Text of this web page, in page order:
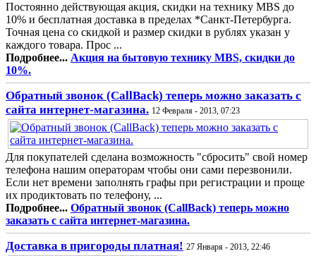
Постоянно действующая акция, скидки на технику MBS до
10% и бесплатная доставка в пределах *Санкт-Петербурга.
Точная цена со скидкой и размер скидки в рублях указан у
каждого товара. Прос ...
Подробнее... Акция на бытовую технику MBS, скидки до
10%.
Обратный звонок (CallBack) теперь можно заказать с
сайта интернет-магазина. 12 Февраля - 2013, 07:23
Для покупателей сделана возможность "сбросить" свой номер
телефона нашим операторам чтобы они сами перезвонили.
Если нет времени заполнять графы при регистрации и проще
их продиктовать по телефону, ...
Подробнее... Обратный звонок (CallBack) теперь можно
заказать с сайта интернет-магазина.
Доставка в пригороды платная! 27 Января - 2013, 22:46